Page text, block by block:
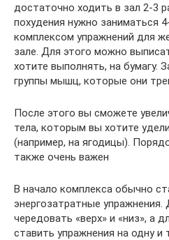
достаточно ходить в зал 2-3
похудения нужно заниматься
комплексом упражнений для
зале. Для этого можно
хотите выполнять, на бумагу.
группы мышц, которые они
После этого вы сможете
тела, которым вы хотите
(например, на ягодицы).
также очень важен
В начало комплекса обычно
энергозатратные упражнения.
чередовать «верх» и «низ», а
ставить упражнения на одну и